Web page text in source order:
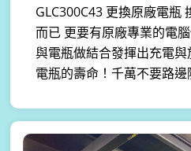
GLC300C43 更換原廠電瓶
而已 更要有原廠專業的電
與電瓶做結合發揮出充電
電瓶的壽命！千萬不要路邊